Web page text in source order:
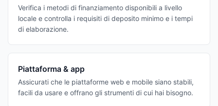
Verifica i metodi di finanziamento disponibili a livello
locale e controlla i requisiti di deposito minimo e i tempi
di elaborazione.
Piattaforma & app
Assicurati che le piattaforme web e mobile siano stabili,
facili da usare e offrano gli strumenti di cui hai bisogno.